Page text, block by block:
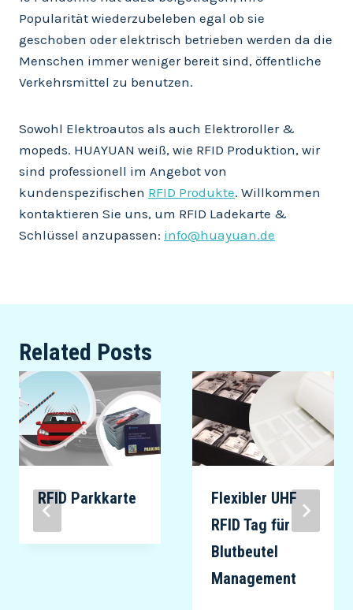
Popularität wiederzubeleben egal ob sie
geschoben oder elektrisch betrieben werden da die
Menschen immer weniger bereit sind, öffentliche
Verkehrsmittel zu benutzen.
Sowohl Elektroautos als auch Elektroroller &
mopeds. HUAYUAN weiß, wie RFID Produktion, wir
sind professionell im Angebot von
kundenspezifischen RFID Produkte. Willkommen
kontaktieren Sie uns, um RFID Ladekarte &
Schlüssel anzupassen: info@huayuan.de
Related Posts
RFID Parkkarte
Flexibler UHF
RFID Tag für
Blutbeutel
Management